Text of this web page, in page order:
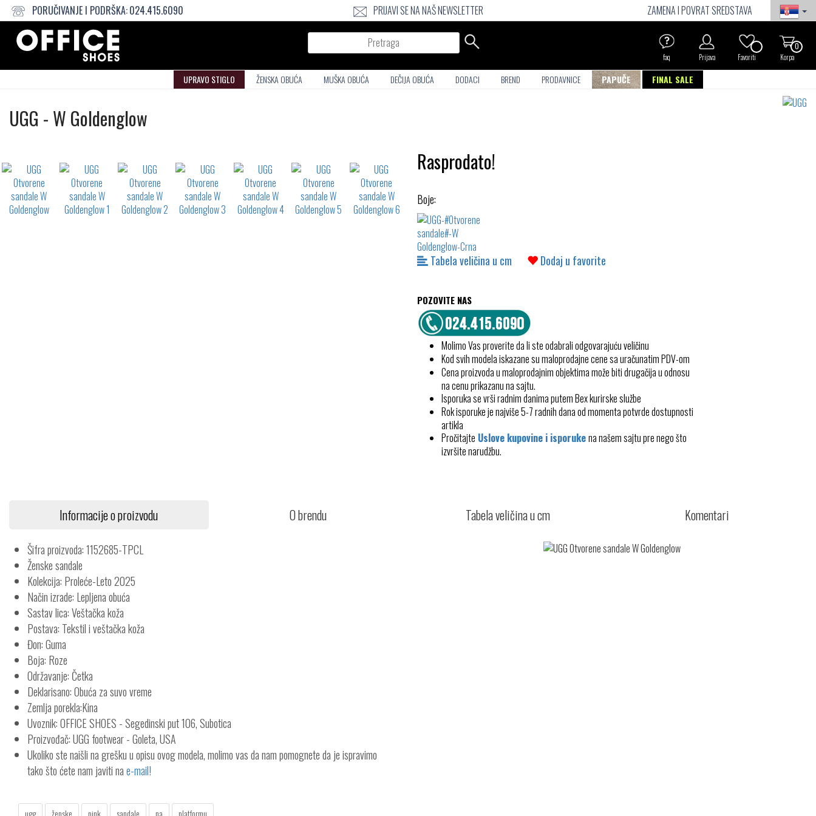
PORUČIVANJE I PODRŠKA:024.415.6090 PRIJAVI SE NA NAŠ NEWSLETTER
ZAMENA I POVRAT SREDSTAVA
Pretraga
0
Korpa
Favoriti
Prijava
faq
UPRAVO STIGLO ŽENSKA OBUĆA MUŠKA OBUĆA DEČIJA OBUĆA DODACI BREND PRODAVNICE PAPUČE FINAL SALE
UGG Otvorene
- W Goldenglow
waterrepellent Rasprodato!
Boje:
Tabela veličina u cm Dodaj u favorite
POZOVITE NAS
Molimo Vas proverite da li ste odabrali odgovarajuću veličinu
Kod svih modela iskazane su maloprodajne cene sa uračunatim PDV-om
Cena proizvoda u maloprodajnim objektima može biti drugačija u odnosu
na cenu prikazanu na sajtu.
Isporuka se vrši radnim danima putem Bex kurirske službe
Rok isporuke je najviše 5-7 radnih dana od momenta potvrde dostupnosti
artikla
Pročitajte Uslove kupovine i isporukena našem sajtu pre nego što
izvršite narudžbu.
Informacije o proizvodu O brendu Tabela veličina u cm Komentari
Šifra proizvoda: 1152685-TPCL
Ženske sandale
Kolekcija: Proleće-Leto 2025
Način izrade: Lepljena obuća
Sastav lica: Veštačka koža
Postava: Tekstil i veštačka koža
Đon: Guma
Boja: Roze
Održavanje: Četka
Deklarisano: Obuća za suvo vreme
Zemlja porekla:Kina
Uvoznik: OFFICE SHOES - Segedinski put 106, Subotica
Proizvođač: UGG footwear - Goleta, USA
Ukoliko ste naišli na grešku u opisu ovog modela, molimo vas da nam pomognete da je ispravimo
tako što ćete nam javiti nae-mail!
ugg ženske pink sandale na platformu